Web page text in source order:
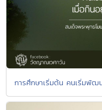
การศึกษาเริ่มต้น คนเริ่มพัฒ